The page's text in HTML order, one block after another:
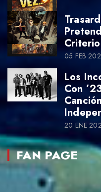
05 FEB
Los
Con
20 ENE
FAN PAGE